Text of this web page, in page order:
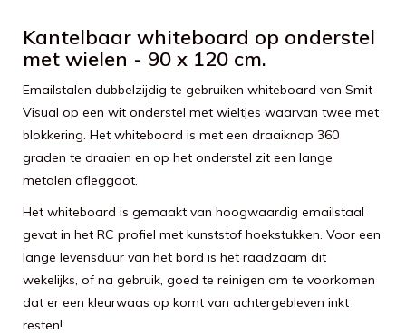
Kantelbaar whiteboard op onderstel
met wielen - 90 x 120 cm.
Emailstalen dubbelzijdig te gebruiken whiteboard van Smit-
Visual op een wit onderstel met wieltjes waarvan twee met
blokkering. Het whiteboard is met een draaiknop 360
graden te draaien en op het onderstel zit een lange
metalen afleggoot.
Het whiteboard is gemaakt van hoogwaardig emailstaal
gevat in het RC profiel met kunststof hoekstukken. Voor een
lange levensduur van het bord is het raadzaam dit
wekelijks, of na gebruik, goed te reinigen om te voorkomen
dat er een kleurwaas op komt van achtergebleven inkt
resten!